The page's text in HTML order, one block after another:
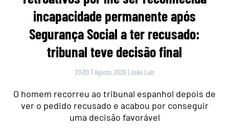
incapacidade permanente após
Segurança Social a ter recusado:
tribunal teve decisão final
20:00 7 Agosto, 2026 |João Luís
O homem recorreu ao tribunal espanhol depois de
ver o pedido recusado e acabou por conseguir
uma decisão favorável